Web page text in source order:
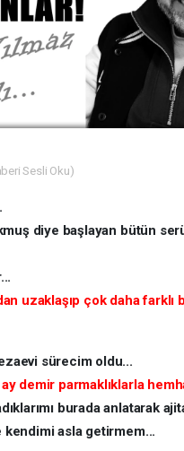
Sesli Oku)
diye başlayan bütün
uzaklaşıp çok daha farklı
sürecim oldu...
demir parmaklıklarla
burada anlatarak
asla getirmem...